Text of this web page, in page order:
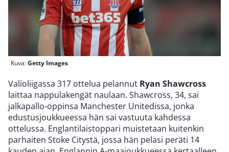
Kuva:Getty Images
Valioliigassa 317 ottelua pelannut Ryan Shawcross
laittaa nappulakengät naulaan. Shawcross, 34, sai
jalkapallo-oppinsa Manchester Unitedissa, jonka
edustusjoukkueessa hän sai vastuuta kahdessa
ottelussa. Englantilaistoppari muistetaan kuitenkin
parhaiten Stoke Citystä, jossa hän pelasi peräti 14